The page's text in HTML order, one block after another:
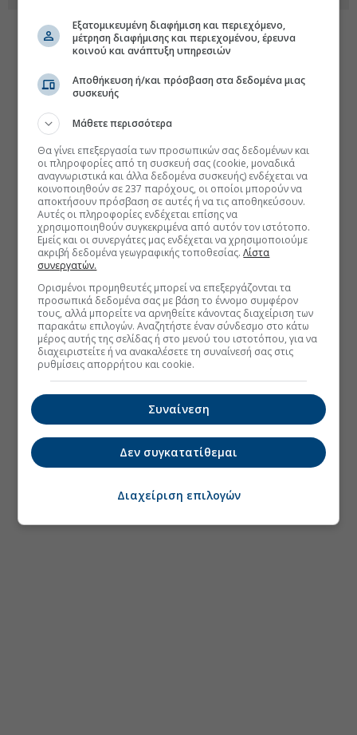
Εξατομικευμένη διαφήμιση και περιεχόμενο,
μέτρηση διαφήμισης και περιεχομένου, έρευνα
κοινού και ανάπτυξη υπηρεσιών
Αποθήκευση ή/και πρόσβαση στα δεδομένα μιας
συσκευής
Μάθετε περισσότερα
Θα γίνει επεξεργασία των προσωπικών σας δεδομένων και
οι πληροφορίες από τη συσκευή σας (cookie, μοναδικά
αναγνωριστικά και άλλα δεδομένα συσκευής) ενδέχεται να
κοινοποιηθούν σε 237 παρόχους, οι οποίοι μπορούν να
αποκτήσουν πρόσβαση σε αυτές ή να τις αποθηκεύσουν.
Αυτές οι πληροφορίες ενδέχεται επίσης να
χρησιμοποιηθούν συγκεκριμένα από αυτόν τον ιστότοπο.
Εμείς και οι συνεργάτες μας ενδέχεται να χρησιμοποιούμε
ακριβή δεδομένα γεωγραφικής τοποθεσίας.Λίστα
συνεργατών.
Ορισμένοι προμηθευτές μπορεί να επεξεργάζονται τα
προσωπικά δεδομένα σας με βάση το έννομο συμφέρον
τους, αλλά μπορείτε να αρνηθείτε κάνοντας διαχείριση των
παρακάτω επιλογών. Αναζητήστε έναν σύνδεσμο στο κάτω
μέρος αυτής της σελίδας ή στο μενού του ιστοτόπου, για να
διαχειριστείτε ή να ανακαλέσετε τη συναίνεσή σας στις
ρυθμίσεις απορρήτου και cookie.
Συναίνεση
Δεν συγκατατίθεμαι
Διαχείριση επιλογών